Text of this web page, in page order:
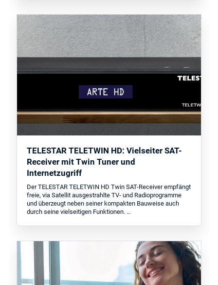
TELESTAR TELETWIN HD: Vielseiter SAT-
Receiver mit Twin Tuner und
Internetzugriff
Der TELESTAR TELETWIN HD Twin SAT-Receiver empfängt
freie, via Satellit ausgestrahlte TV- und Radioprogramme
und überzeugt neben seiner kompakten Bauweise auch
durch seine vielseitigen Funktionen. …